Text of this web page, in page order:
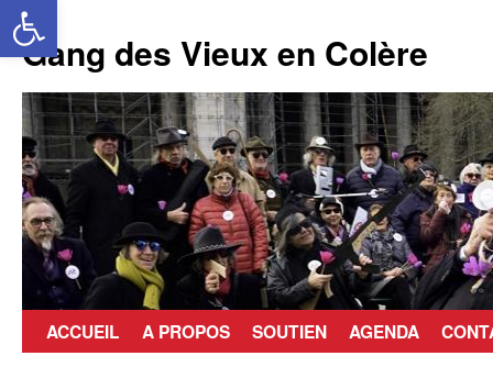
Aller
au
contenu
Gang des Vieux en Colère
ACCUEIL A PROPOS SOUTIEN AGENDA